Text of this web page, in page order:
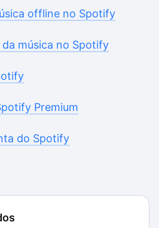
offline no Spotify
música no Spotify
Premium
do Spotify